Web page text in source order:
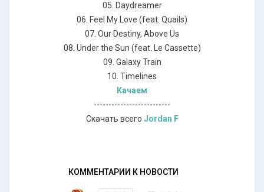
05. Daydreamer
06. Feel My Love (feat. Quails)
07. Our Destiny, Above Us
08. Under the Sun (feat. Le Cassette)
09. Galaxy Train
10. Timelines
Качаем
--------------------------
Скачать всего Jordan F
КОММЕНТАРИИ К НОВОСТИ